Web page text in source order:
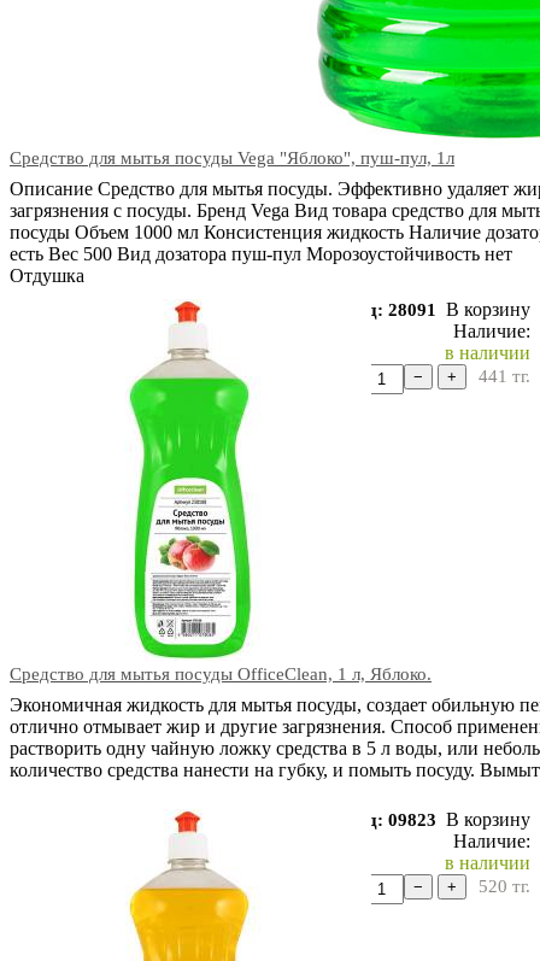
Средство для мытья посуды Vega "Яблоко", пуш-пул, 1л
Описание Средство для мытья посуды. Эффективно удаляет
загрязнения с посуды. Бренд Vega Вид товара средство для
посуды Объем 1000 мл Консистенция жидкость Наличие
есть Вес 500 Вид дозатора пуш-пул Морозоустойчивость нет
Отдушка
Код: 28091
В корзину
Наличие:
в наличии
441 тг.
− +
Средство для мытья посуды OfficeClean, 1 л, Яблоко.
Экономичная жидкость для мытья посуды, создает обильную
отлично отмывает жир и другие загрязнения. Способ
растворить одну чайную ложку средства в 5 л воды, или
количество средства нанести на губку, и помыть посуду.
Код: 09823 В корзину
Наличие:
в наличии
520 тг.
− +